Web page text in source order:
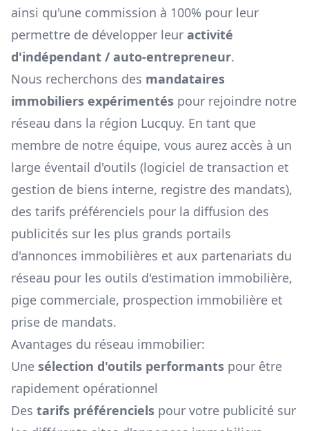
ainsi qu'une commission à 100% pour leur
permettre de développer leur activité
d'indépendant / auto-entrepreneur.
Nous recherchons des mandataires
immobiliers expérimentés pour rejoindre notre
réseau dans la région Lucquy. En tant que
membre de notre équipe, vous aurez accès à un
large éventail d'outils (logiciel de transaction et
gestion de biens interne, registre des mandats),
des tarifs préférenciels pour la diffusion des
publicités sur les plus grands portails
d'annonces immobilières et aux partenariats du
réseau pour les outils d'estimation immobilière,
pige commerciale, prospection immobilière et
prise de mandats.
Avantages du réseau immobilier:
Une sélection d'outils performants pour être
rapidement opérationnel
Des tarifs préférenciels pour votre publicité sur